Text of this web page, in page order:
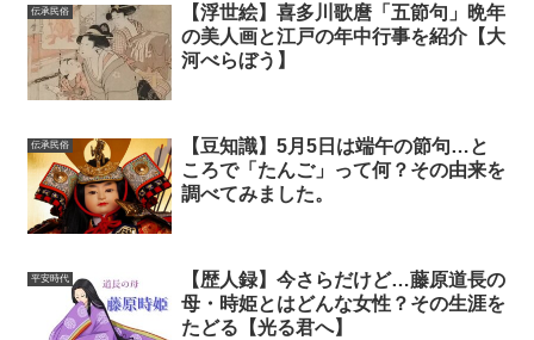
伝承民俗
【浮世絵】喜多川歌麿「五節句」晩年
の美人画と江戸の年中行事を紹介【大
河べらぼう】
伝承民俗
【豆知識】5月5日は端午の節句…と
ころで「たんご」って何？その由来を
調べてみました。
平安時代
【歴人録】今さらだけど…藤原道長の
母・時姫とはどんな女性？その生涯を
たどる【光る君へ】